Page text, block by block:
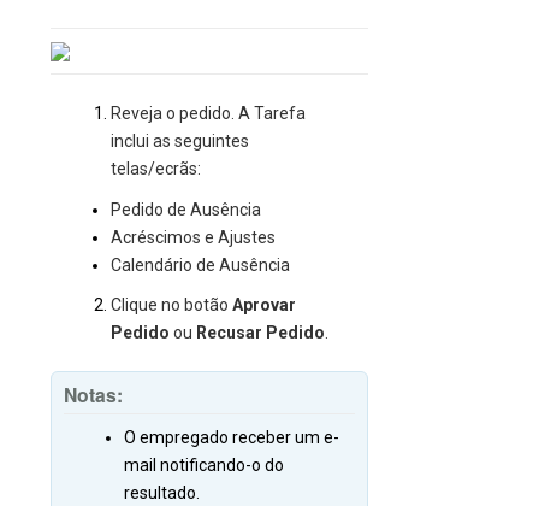
Reveja o pedido. A Tarefa
inclui as seguintes
telas/ecrãs:
Pedido de Ausência
Acréscimos e Ajustes
Calendário de Ausência
Clique no botão Aprovar
Pedido ou Recusar Pedido.
Notas:
O empregado receber um e-
mail notificando-o do
resultado.